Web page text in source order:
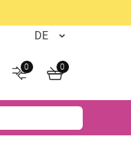
0 0